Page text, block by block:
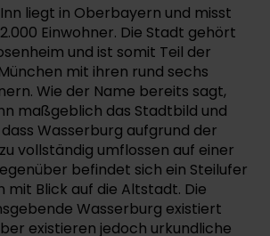
liegt in Oberbayern und misst
Einwohner. Die Stadt gehört
und ist somit Teil der
mit ihren rund sechs
Wie der Name bereits sagt,
maßgeblich das Stadtbild und
Wasserburg aufgrund der
vollständig umflossen auf einer
befindet sich ein Steilufer
mit Blick auf die Altstadt. Die
Wasserburg existiert
existieren jedoch urkundliche